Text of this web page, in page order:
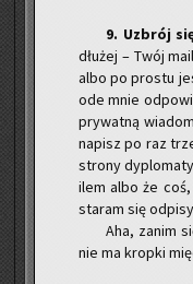
9. ​Uzbrój
dłu­żej – Twój
albo po pro­stu
ode mnie
pry­wat­ną
na­pisz po raz
stro­ny
ilem albo że
sta­ram się
Aha, zanim
nie ma krop­ki